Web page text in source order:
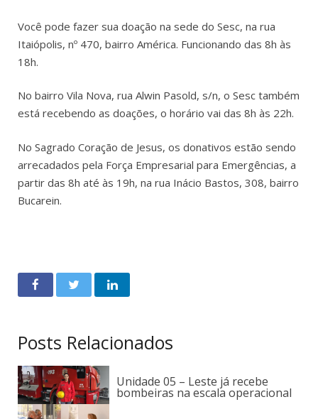
Você pode fazer sua doação na sede do Sesc, na rua
Itaiópolis, nº 470, bairro América. Funcionando das 8h às
18h.
No bairro Vila Nova, rua Alwin Pasold, s/n, o Sesc também
está recebendo as doações, o horário vai das 8h às 22h.
No Sagrado Coração de Jesus, os donativos estão sendo
arrecadados pela Força Empresarial para Emergências, a
partir das 8h até às 19h, na rua Inácio Bastos, 308, bairro
Bucarein.
Posts Relacionados
Unidade 05 – Leste já recebe
bombeiras na escala operacional